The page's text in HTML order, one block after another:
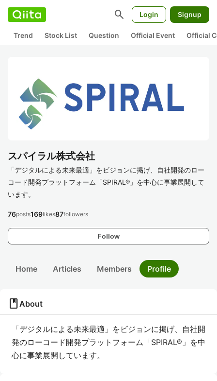
search Login Signup
Trend Stock List Question Official Event Official
スパイラル株式会社
「デジタルによる未来最適」をビジョンに掲げ、自社開発のロー
コード開発プラットフォーム「SPIRAL®」を中心に事業展開して
います。
Follow
76posts169likes87followers
Home Articles Members Profile
bookAbout
「デジタルによる未来最適」をビジョンに掲げ、自社開
発のローコード開発プラットフォーム「SPIRAL®」を中
心に事業展開しています。